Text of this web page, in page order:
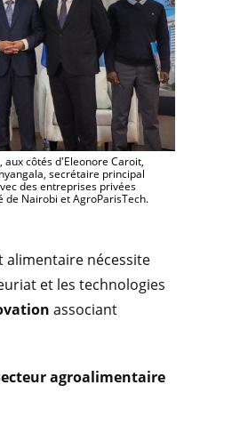
côtés d'Eleonore Caroit,
secrétaire principal
des entreprises privées
de Nairobi et AgroParisTech.
alimentaire nécessite
et les technologies
associant
agroalimentaire